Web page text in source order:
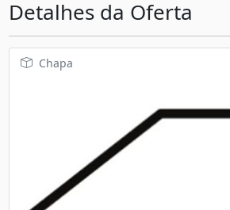
Detalhes da Oferta
Chapa